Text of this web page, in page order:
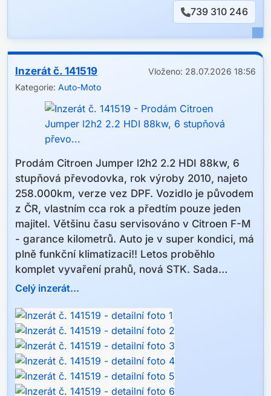
739 310 246
Inzerát č. 141519
Vloženo: 28.07.2026 18:56
Kategorie: Auto-Moto
Prodám Citroen Jumper l2h2 2.2 HDI 88kw, 6
stupňová převodovka, rok výroby 2010, najeto
258.000km, verze vez DPF. Vozidlo je původem
z ČR, vlastním cca rok a předtím pouze jeden
majitel. Většinu času servisováno v Citroen F-M
- garance kilometrů. Auto je v super kondici, má
plně funkční klimatizaci!! Letos proběhlo
komplet vyvaření prahů, nová STK. Sada
zimních komplet kol k tomu(80%). Prodávám z
139.000,-
Celý inzerát...